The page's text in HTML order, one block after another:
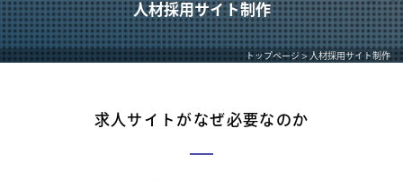
人材採用サイト制作
トップページ> 人材採用サイト制作
求人サイトがなぜ必要なのか